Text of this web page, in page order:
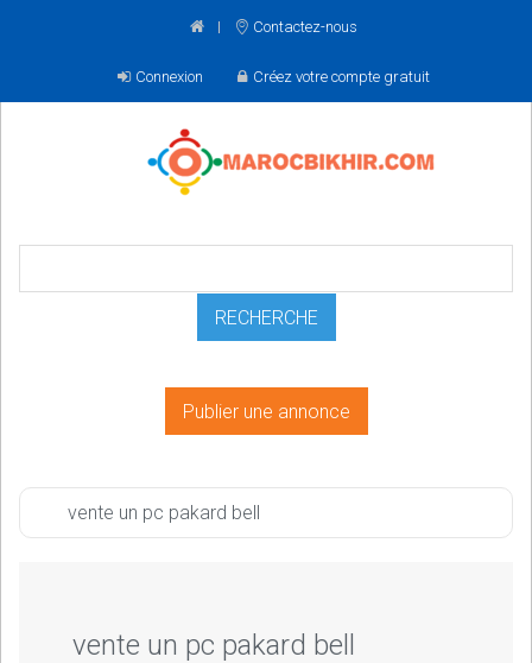
Contactez-nous
Connexion Créez votre compte gratuit
Publier une annonce
vente un pc pakard bell
vente un pc pakard bell